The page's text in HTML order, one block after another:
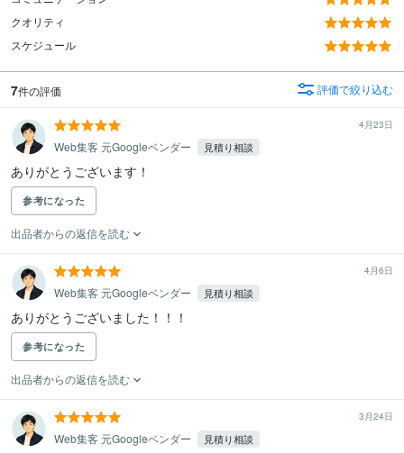
クオリティ
スケジュール
7件の評価 評価で絞り込む
4月23日
Web集客 元Googleベンダー 見積り相談
ありがとうございます！
参考になった
出品者からの返信を読む
4月6日
Web集客 元Googleベンダー 見積り相談
ありがとうございました！！！
参考になった
出品者からの返信を読む
3月24日
Web集客 元Googleベンダー 見積り相談